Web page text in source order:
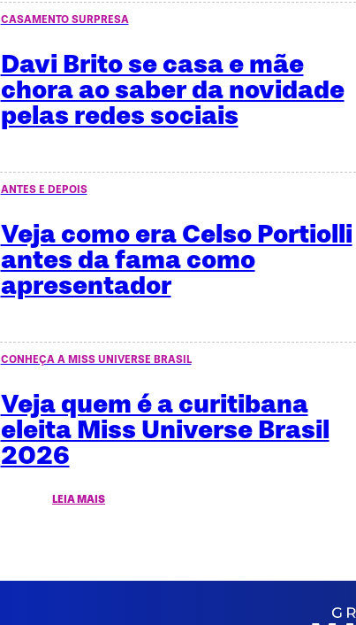
CASAMENTO SURPRESA
Davi Brito se casa e mãe
chora ao saber da novidade
pelas redes sociais
ANTES E DEPOIS
Veja como era Celso Portiolli
antes da fama como
apresentador
CONHEÇA A MISS UNIVERSE BRASIL
Veja quem é a curitibana
eleita Miss Universe Brasil
2026
LEIA MAIS